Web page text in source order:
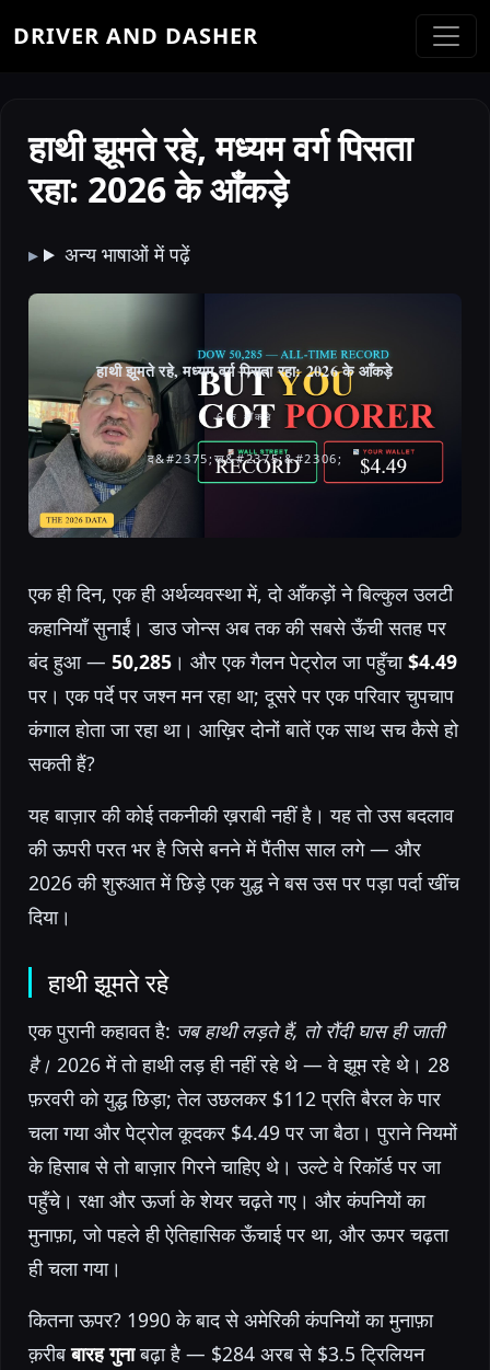
DRIVER AND DASHER
हाथी झूमते रहे, मध्यम वर्ग पिसता
रहा: 2026 के आँकड़े
अन्य भाषाओं में पढ़ें
हाथी झूमते रहे, मध्यम वर्ग पिसता रहा: 2026 के आँकड़े
6 के आँकड़े
द&#2375;ख&#2375;&#2306;
एक ही दिन, एक ही अर्थव्यवस्था में, दो आँकड़ों ने बिल्कुल उलटी
कहानियाँ सुनाईं। डाउ जोन्स अब तक की सबसे ऊँची सतह पर
बंद हुआ — 50,285 । और एक गैलन पेट्रोल जा पहुँचा$4.49
पर। एक पर्दे पर जश्न मन रहा था; दूसरे पर एक परिवार चुपचाप
कंगाल होता जा रहा था। आख़िर दोनों बातें एक साथ सच कैसे हो
सकती हैं?
यह बाज़ार की कोई तकनीकी ख़राबी नहीं है। यह तो उस बदलाव
की ऊपरी परत भर है जिसे बनने में पैंतीस साल लगे — और
2026 की शुरुआत में छिड़े एक युद्ध ने बस उस पर पड़ा पर्दा खींच
दिया।
हाथी झूमते रहे
एक पुरानी कहावत है: जब हाथी लड़ते हैं, तो रौंदी घास ही जाती
है। 2026 में तो हाथी लड़ ही नहीं रहे थे — वे झूम रहे थे। 28
फ़रवरी को युद्ध छिड़ा; तेल उछलकर $112 प्रति बैरल के पार
चला गया और पेट्रोल कूदकर $4.49 पर जा बैठा। पुराने नियमों
के हिसाब से तो बाज़ार गिरने चाहिए थे। उल्टे वे रिकॉर्ड पर जा
पहुँचे। रक्षा और ऊर्जा के शेयर चढ़ते गए। और कंपनियों का
मुनाफ़ा, जो पहले ही ऐतिहासिक ऊँचाई पर था, और ऊपर चढ़ता
ही चला गया।
कितना ऊपर? 1990 के बाद से अमेरिकी कंपनियों का मुनाफ़ा
क़रीबबारह गुनाबढ़ा है — $284 अरब से $3.5 ट्रिलियन